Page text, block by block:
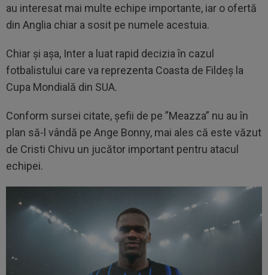
au interesat mai multe echipe importante, iar o ofertă
din Anglia chiar a sosit pe numele acestuia.
Chiar și așa, Inter a luat rapid decizia în cazul
fotbalistului care va reprezenta Coasta de Fildeș la
Cupa Mondială din SUA.
Conform sursei citate, șefii de pe ”Meazza” nu au în
plan să-l vândă pe Ange Bonny, mai ales că este văzut
de Cristi Chivu un jucător important pentru atacul
echipei.